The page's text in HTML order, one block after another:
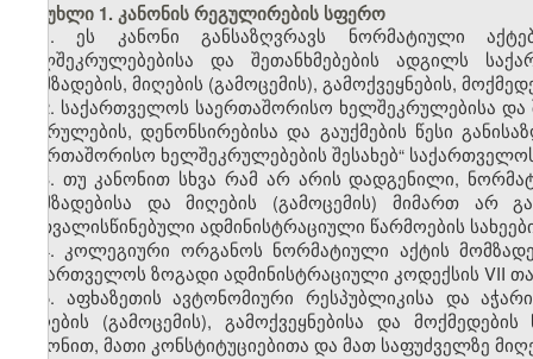
მუხლი 1. კანონის რეგულირების სფერო
1. ეს კანონი განსაზღვრავს ნორმატიული
ხელშეკრულებებისა და შეთანხმებების ადგილს
მომზადების, მიღების (გამოცემის), გამოქვეყნების,
2. საქართველოს საერთაშორისო ხელშეკრულებისა და
შესრულების, დენონსირებისა და გაუქმების წესი
საერთაშორისო ხელშეკრულებების შესახებ“
3. თუ კანონით სხვა რამ არ არის დადგენილი,
მომზადებისა და მიღების (გამოცემის) მიმართ არ
გათვალისწინებული ადმინისტრაციული წარმოების
4. კოლეგიური ორგანოს ნორმატიული აქტის
საქართველოს ზოგადი ადმინისტრაციული კოდექსის VII
5. აფხაზეთის ავტონომიური რესპუბლიკისა და
მიღების (გამოცემის), გამოქვეყნებისა და
კანონით, მათი კონსტიტუციებითა და მათ საფუძველზე